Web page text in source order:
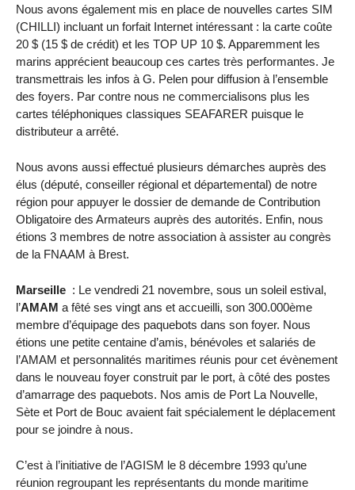
Nous avons également mis en place de nouvelles cartes SIM
(CHILLI) incluant un forfait Internet intéressant : la carte coûte
20 $ (15 $ de crédit) et les TOP UP 10 $. Apparemment les
marins apprécient beaucoup ces cartes très performantes. Je
transmettrais les infos à G. Pelen pour diffusion à l’ensemble
des foyers. Par contre nous ne commercialisons plus les
cartes téléphoniques classiques SEAFARER puisque le
distributeur a arrêté.
Nous avons aussi effectué plusieurs démarches auprès des
élus (député, conseiller régional et départemental) de notre
région pour appuyer le dossier de demande de Contribution
Obligatoire des Armateurs auprès des autorités. Enfin, nous
étions 3 membres de notre association à assister au congrès
de la FNAAM à Brest.
Marseille : Le vendredi 21 novembre, sous un soleil estival,
l’AMAM a fêté ses vingt ans et accueilli, son 300.000ème
membre d’équipage des paquebots dans son foyer. Nous
étions une petite centaine d’amis, bénévoles et salariés de
l’AMAM et personnalités maritimes réunis pour cet évènement
dans le nouveau foyer construit par le port, à côté des postes
d’amarrage des paquebots. Nos amis de Port La Nouvelle,
Sète et Port de Bouc avaient fait spécialement le déplacement
pour se joindre à nous.
C’est à l’initiative de l’AGISM le 8 décembre 1993 qu’une
réunion regroupant les représentants du monde maritime